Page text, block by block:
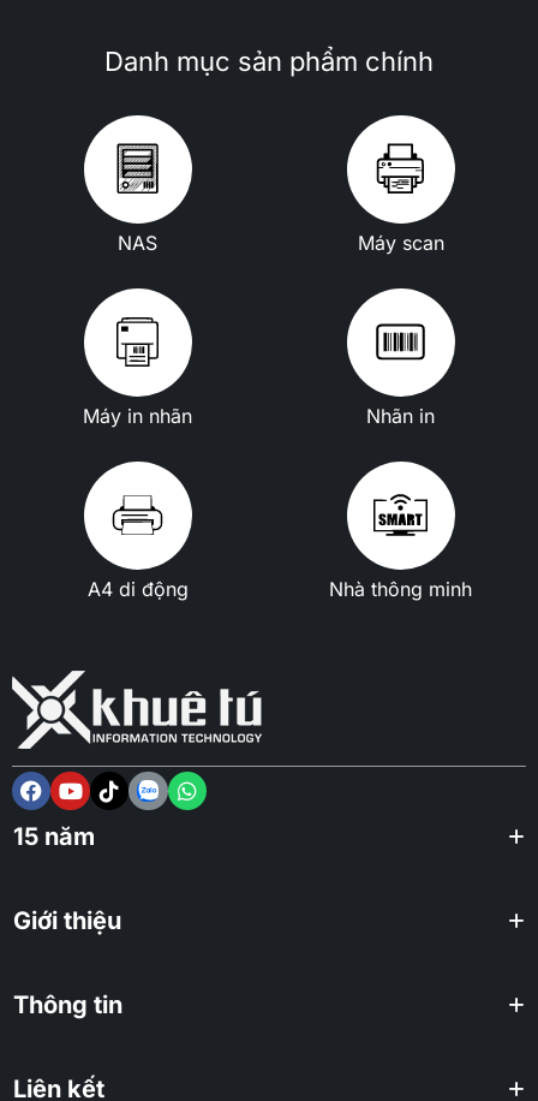
Danh mục sản phẩm chính
NAS Máy scan
Máy in nhãn Nhãn in
A4 di động Nhà thông minh
15 năm
Giới thiệu
Thông tin
Liên kết